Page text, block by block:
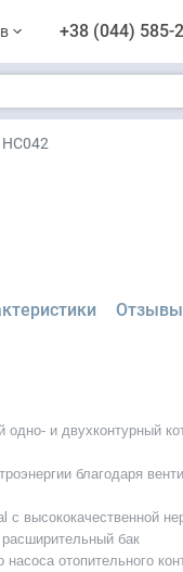
+38 (044) 585-
одно- и двухконтурный
благодаря
с высококачественной
бак
насоса отопительного